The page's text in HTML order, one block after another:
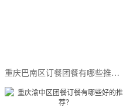
重庆巴南区订餐团餐有哪些推荐的选择？